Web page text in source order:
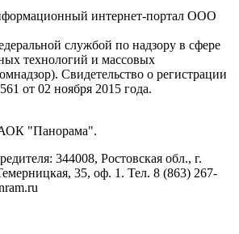
интернет-портал ООО
службой по надзору в сфере
технологий и массовых
Cвидетельство о регистрации
от 02 ноября 2015 года.
"Панорама".
344008, Ростовская обл., г.
35, оф. 1. Тел. 8 (863) 267-